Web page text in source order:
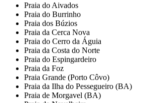
Praia do Aivados
Praia do Burrinho
Praia dos Búzios
Praia da Cerca Nova
Praia do Cerro da Águia
Praia da Costa do Norte
Praia do Espingardeiro
Praia da Foz
Praia Grande (Porto Côvo)
Praia da Ilha do Pessegueiro (BA)
Praia de Morgavel (BA)